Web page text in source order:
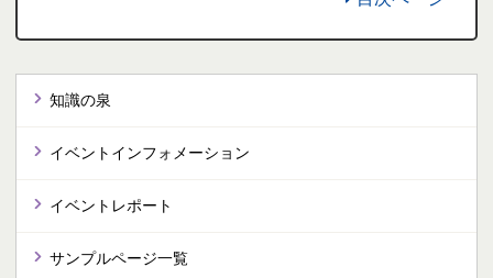
知識の泉
イベントインフォメーション
イベントレポート
サンプルページ一覧